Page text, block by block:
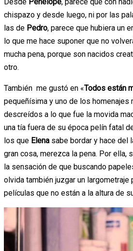
chispazo y desde luego, ni por las
las de Pedro, parece que hubiera un
lo que me hace suponer que no
mucha pena, porque son nacidos
otro.
También me gustó en «Todos están
pequeñísima y uno de los homenajes
descreídos a lo que fue la movida
una tía fuera de su época pelín fatal
los que Elena sabe bordar y hace del
gran cosa, merezca la pena. Por ella,
la sensación de que buscando
olvida también juzgar un largometraje
películas que no están a la altura de